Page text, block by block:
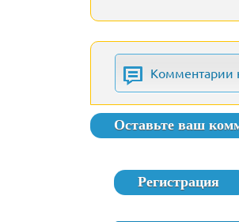
Комментарии
Оставьте ваш
Регистрация